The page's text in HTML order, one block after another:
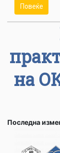
Повеќе
на
Последна